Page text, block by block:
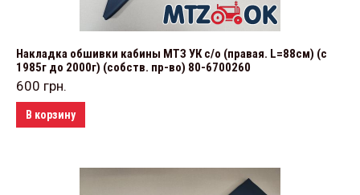
Накладка обшивки кабины МТЗ УК с/о (правая. L=88см) (с
1985г до 2000г) (собств. пр-во) 80-6700260
600 грн.
В корзину